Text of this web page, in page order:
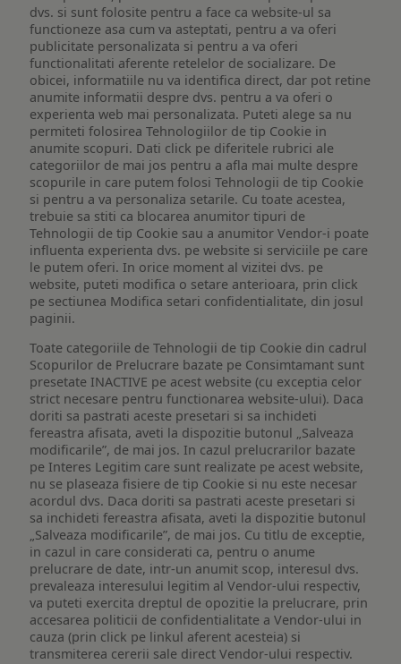
dvs. si sunt folosite pentru a face ca website-ul sa
functioneze asa cum va asteptati, pentru a va oferi
publicitate personalizata si pentru a va oferi
functionalitati aferente retelelor de socializare. De
obicei, informatiile nu va identifica direct, dar pot retine
anumite informatii despre dvs. pentru a va oferi o
experienta web mai personalizata. Puteti alege sa nu
permiteti folosirea Tehnologiilor de tip Cookie in
anumite scopuri. Dati click pe diferitele rubrici ale
categoriilor de mai jos pentru a afla mai multe despre
scopurile in care putem folosi Tehnologii de tip Cookie
si pentru a va personaliza setarile. Cu toate acestea,
trebuie sa stiti ca blocarea anumitor tipuri de
Tehnologii de tip Cookie sau a anumitor Vendor-i poate
influenta experienta dvs. pe website si serviciile pe care
le putem oferi. In orice moment al vizitei dvs. pe
website, puteti modifica o setare anterioara, prin click
pe sectiunea Modifica setari confidentialitate, din josul
paginii.
Toate categoriile de Tehnologii de tip Cookie din cadrul
Scopurilor de Prelucrare bazate pe Consimtamant sunt
presetate INACTIVE pe acest website (cu exceptia celor
strict necesare pentru functionarea website-ului). Daca
doriti sa pastrati aceste presetari si sa inchideti
fereastra afisata, aveti la dispozitie butonul „Salveaza
modificarile”, de mai jos. In cazul prelucrarilor bazate
pe Interes Legitim care sunt realizate pe acest website,
nu se plaseaza fisiere de tip Cookie si nu este necesar
acordul dvs. Daca doriti sa pastrati aceste presetari si
sa inchideti fereastra afisata, aveti la dispozitie butonul
„Salveaza modificarile”, de mai jos. Cu titlu de exceptie,
in cazul in care considerati ca, pentru o anume
prelucrare de date, intr-un anumit scop, interesul dvs.
prevaleaza interesului legitim al Vendor-ului respectiv,
va puteti exercita dreptul de opozitie la prelucrare, prin
accesarea politicii de confidentialitate a Vendor-ului in
cauza (prin click pe linkul aferent acesteia) si
transmiterea cererii sale direct Vendor-ului respectiv.